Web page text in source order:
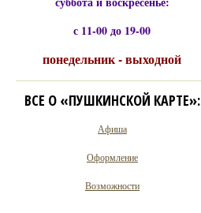
с 11-00 до 19-00
понедельник - выходной
ВСЕ О «ПУШКИНСКОЙ КАРТЕ»:
Афиша
Оформление
Возможности